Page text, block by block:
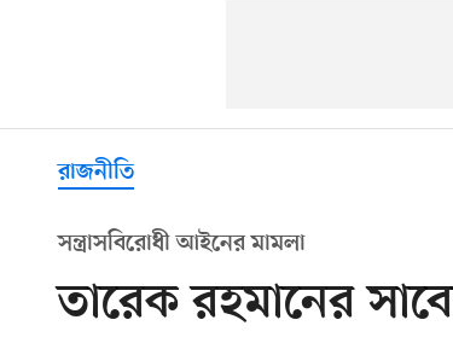
রাজনীতি
সন্ত্রাসবিরোধী আইনের মামলা
তারেক রহমানের